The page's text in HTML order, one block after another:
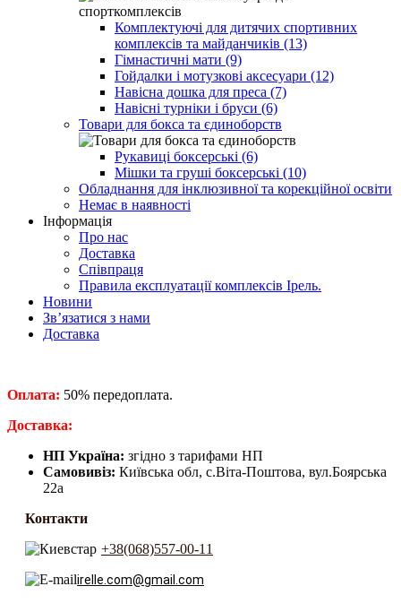
Комплектуючі для дитячих спортивних
комплексів та майданчиків (13)
Гімнастичні мати (9)
Гойдалки і мотузкові аксесуари (12)
Навісна дошка для преса (7)
Навісні турніки і бруси (6)
Товари для бокса та єдиноборств
Рукавиці боксерські (6)
Мішки та груші боксерські (10)
Обладнання для інклюзивної та корекційної освіти
Немає в наявності
Інформація
Про нас
Доставка
Співпраця
Правила експлуатації комплексів Ірель.
Новини
Зв’язатися з нами
Доставка
Оплата: 50% передоплата.
​Доставка:
НП Україна: згідно з тарифами НП
Самовивіз: Київська обл, с.Віта-Поштова, вул.Боярська
22а
Контакти
+38(068)557-00-11
irelle.com@gmail.com